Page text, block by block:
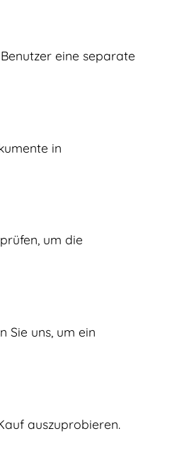
eine separate
in
um die
Sie uns, um ein
auszuprobieren.